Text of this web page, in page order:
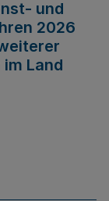
und
2026
Land